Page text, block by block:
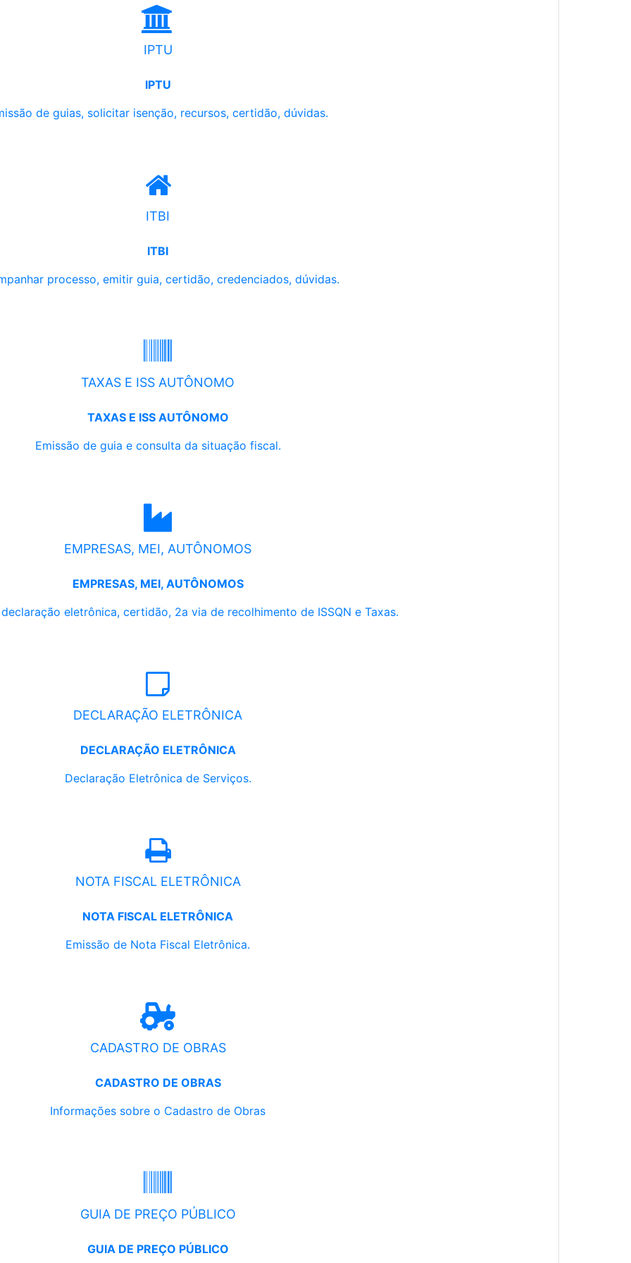
IPTU
IPTU
de guias, solicitar isenção, recursos, certidão, dúvidas.
ITBI
ITBI
processo, emitir guia, certidão, credenciados, dúvidas.
TAXAS E ISS AUTÔNOMO
TAXAS E ISS AUTÔNOMO
Emissão de guia e consulta da situação fiscal.
EMPRESAS, MEI, AUTÔNOMOS
EMPRESAS, MEI, AUTÔNOMOS
eletrônica, certidão, 2a via de recolhimento de ISSQN e Taxas.
DECLARAÇÃO ELETRÔNICA
DECLARAÇÃO ELETRÔNICA
Declaração Eletrônica de Serviços.
NOTA FISCAL ELETRÔNICA
NOTA FISCAL ELETRÔNICA
Emissão de Nota Fiscal Eletrônica.
CADASTRO DE OBRAS
CADASTRO DE OBRAS
Informações sobre o Cadastro de Obras
GUIA DE PREÇO PÚBLICO
GUIA DE PREÇO PÚBLICO